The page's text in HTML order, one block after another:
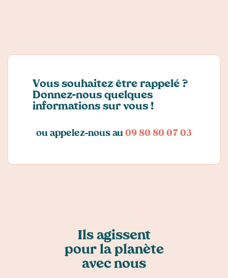
Vous souhaitez être rappelé ?
Donnez-nous quelques
informations sur vous !
ou appelez-nous au09 80 80 07 03
Ils agissent
pour la planète
avec nous